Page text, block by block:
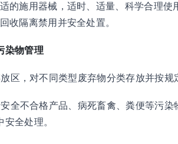
的施用器械，适时、适量、科学合理使
收隔离禁用并安全处置。
染物管理
区，对不同类型废弃物分类存放并按规
全不合格产品、病死畜禽、粪便等污
全处理。